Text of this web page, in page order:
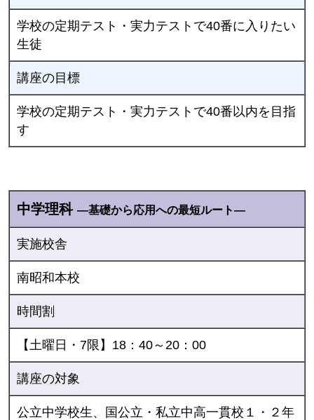
学校の定期テスト・実力テストで40番に入りたい
生徒
講座の目標
学校の定期テスト・実力テストで40番以内を目指
す
中学理科―基礎から応用への最短ルート―
実施校舎
南昭和本校
時間割
【土曜日・7限】18：40～20：00
講座の対象
公立中学校生、国公立・私立中高一貫校１・２年